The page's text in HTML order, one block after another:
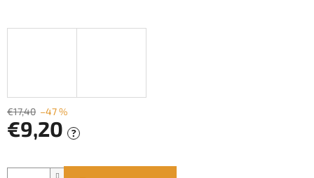
€17,40 –47 %
€9,20 ?
cena: